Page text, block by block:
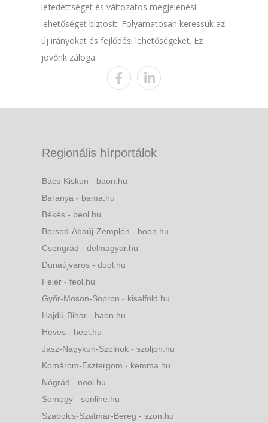
lefedettséget és változatos megjelenési
lehetőséget biztosít. Folyamatosan keressük az
új irányokat és fejlődési lehetőségeket. Ez
jövőnk záloga.
Regionális hírportálok
Bács-Kiskun - baon.hu
Baranya - bama.hu
Békés - beol.hu
Borsod-Abaúj-Zemplén - boon.hu
Csongrád - delmagyar.hu
Dunaújváros - duol.hu
Fejér - feol.hu
Győr-Moson-Sopron - kisalfold.hu
Hajdú-Bihar - haon.hu
Heves - heol.hu
Jász-Nagykun-Szolnok - szoljon.hu
Komárom-Esztergom - kemma.hu
Nógrád - nool.hu
Somogy - sonline.hu
Szabolcs-Szatmár-Bereg - szon.hu